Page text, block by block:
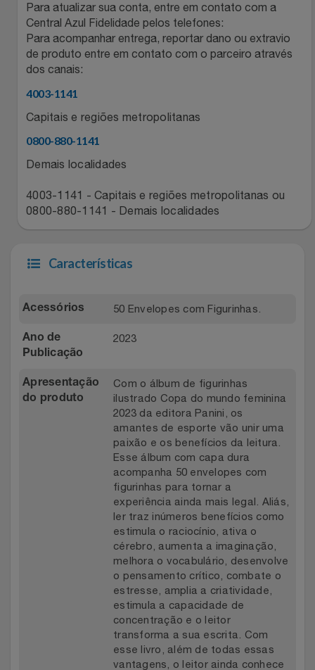
Relógios
Saúde E Bem-Estar
Utilidades Industriais
Vestuário
Safe – Escola De Aviação
Stanley Pmi
The Bar
Tramontina
Três Corações
Para atualizar sua conta, entre em contato com a
Central Azul Fidelidade pelos telefones:
Para acompanhar entrega, reportar dano ou extravio
de produto entre em contato com o parceiro através
dos canais:
4003-1141
Capitais e regiões metropolitanas
0800-880-1141
Demais localidades
4003-1141 - Capitais e regiões metropolitanas ou
0800-880-1141 - Demais localidades
Características
Acessórios 50 Envelopes com Figurinhas.
Ano de
Publicação
2023
Apresentação
do produto
Com o álbum de figurinhas
ilustrado Copa do mundo feminina
2023 da editora Panini, os
amantes de esporte vão unir uma
paixão e os benefícios da leitura.
Esse álbum com capa dura
acompanha 50 envelopes com
figurinhas para tornar a
experiência ainda mais legal. Aliás,
ler traz inúmeros benefícios como
estimula o raciocínio, ativa o
cérebro, aumenta a imaginação,
melhora o vocabulário, desenvolve
o pensamento crítico, combate o
estresse, amplia a criatividade,
estimula a capacidade de
concentração e o leitor
transforma a sua escrita. Com
esse livro, além de todas essas
vantagens, o leitor ainda conhece